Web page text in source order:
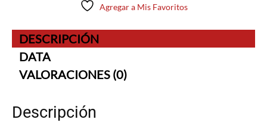
Agregar a Mis Favoritos
DESCRIPCIÓN
DATA
VALORACIONES (0)
Descripción